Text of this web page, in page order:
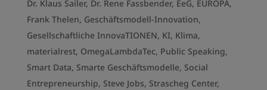
Dr. Klaus Sailer, Dr. Rene Fassbender, EeG, EUROPA,
Frank Thelen, Geschäftsmodell-Innovation,
Gesellschaftliche InnovaTIONEN, KI, Klima,
materialrest, OmegaLambdaTec, Public Speaking,
Smart Data, Smarte Geschäftsmodelle, Social
Entrepreneurship, Steve Jobs, Strascheg Center,